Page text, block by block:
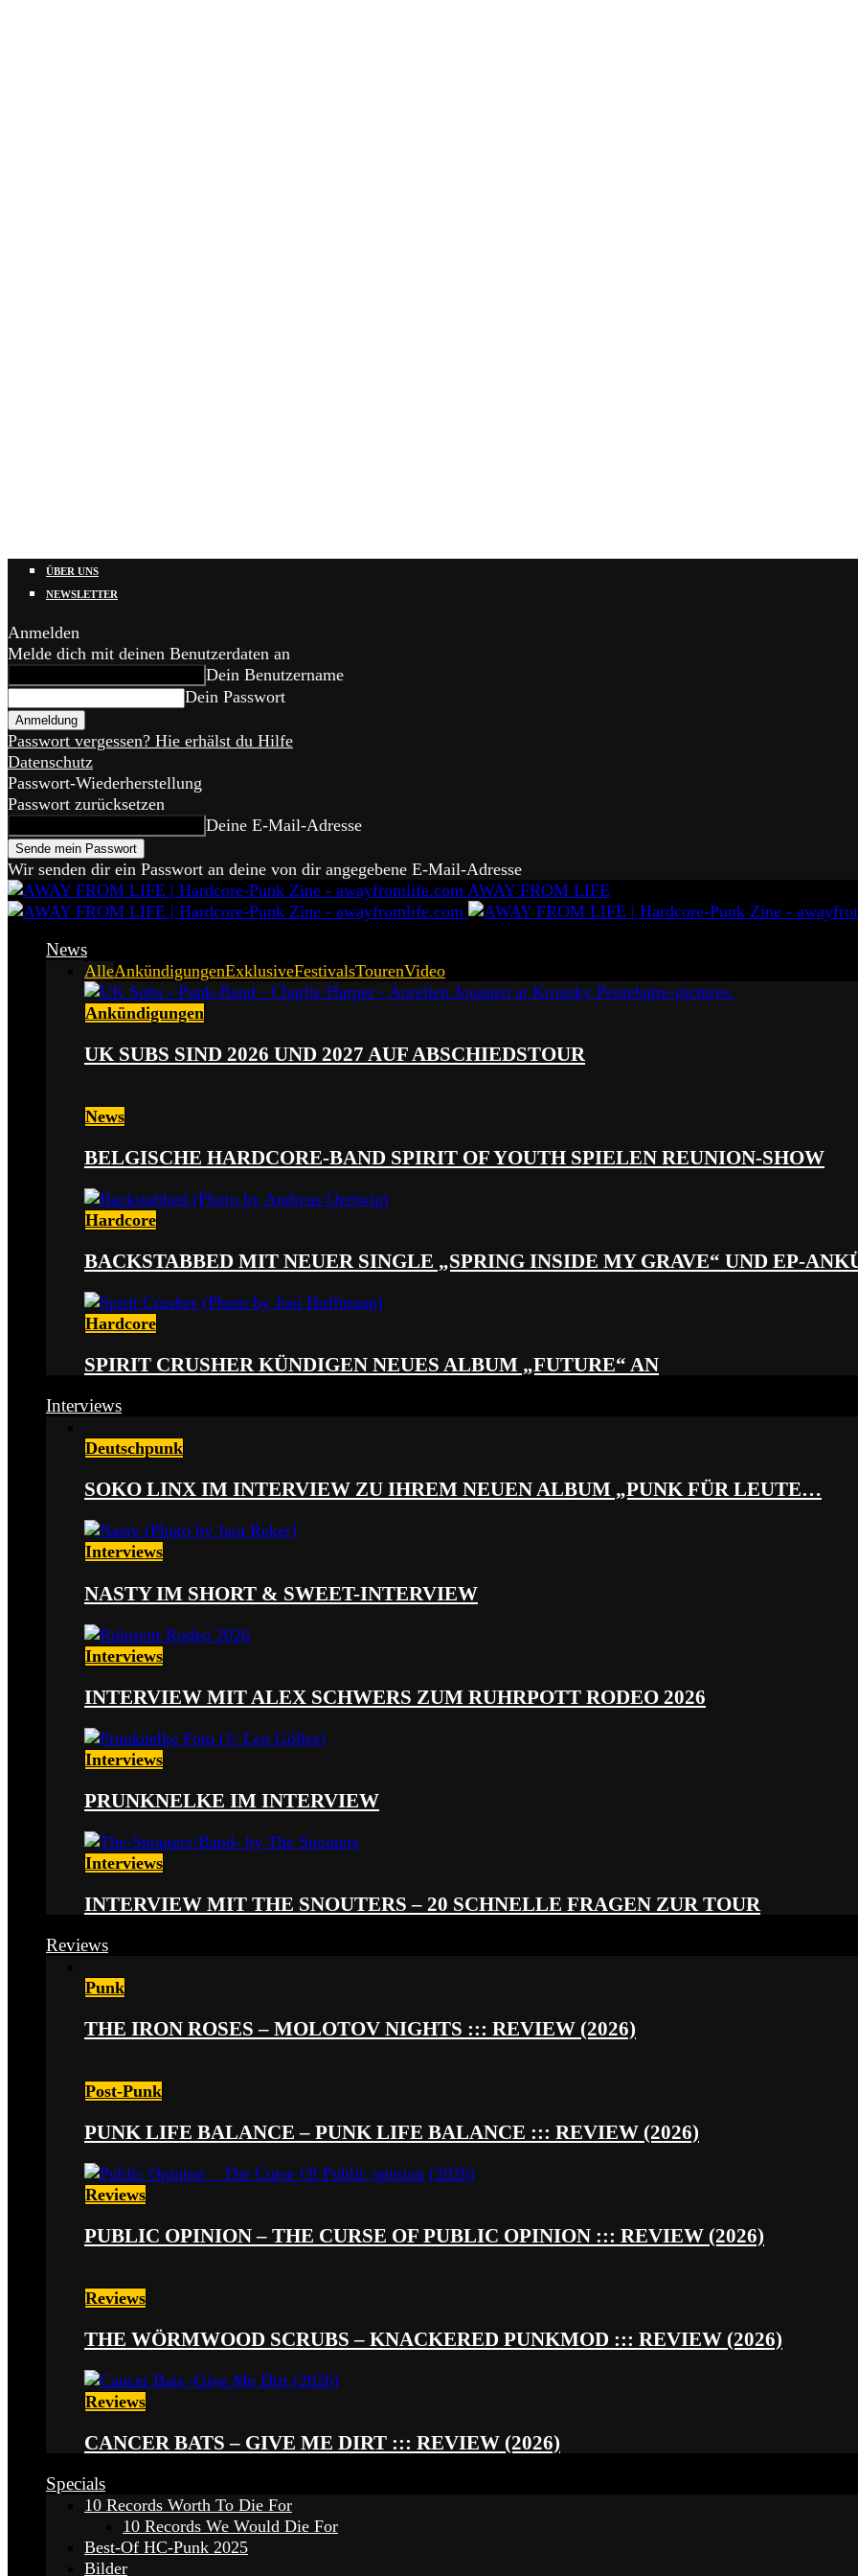
ÜBER UNS
NEWSLETTER
Anmelden
Melde dich mit deinen Benutzerdaten an
Dein Benutzername
Dein Passwort
Passwort vergessen? Hie erhälst du Hilfe
Datenschutz
Passwort-Wiederherstellung
Passwort zurücksetzen
Deine E-Mail-Adresse
Wir senden dir ein Passwort an deine von dir angegebene E-Mail-Adresse
AWAY FROM LIFE
News
AlleAnkündigungenExklusiveFestivalsTourenVideo
Ankündigungen
UK SUBS SIND 2026 UND 2027 AUF ABSCHIEDSTOUR
News
BELGISCHE HARDCORE-BAND SPIRIT OF YOUTH SPIELEN REUNION-SHOW
Hardcore
BACKSTABBED MIT NEUER SINGLE „SPRING INSIDE MY GRAVE“ UND EP-
Hardcore
SPIRIT CRUSHER KÜNDIGEN NEUES ALBUM „FUTURE“ AN
Interviews
Deutschpunk
SOKO LINX IM INTERVIEW ZU IHREM NEUEN ALBUM „PUNK FÜR LEUTE…
Interviews
NASTY IM SHORT & SWEET-INTERVIEW
Interviews
INTERVIEW MIT ALEX SCHWERS ZUM RUHRPOTT RODEO 2026
Interviews
PRUNKNELKE IM INTERVIEW
Interviews
INTERVIEW MIT THE SNOUTERS – 20 SCHNELLE FRAGEN ZUR TOUR
Reviews
Punk
THE IRON ROSES – MOLOTOV NIGHTS ::: REVIEW (2026)
Post-Punk
PUNK LIFE BALANCE – PUNK LIFE BALANCE ::: REVIEW (2026)
Reviews
PUBLIC OPINION – THE CURSE OF PUBLIC OPINION ::: REVIEW (2026)
Reviews
THE WÖRMWOOD SCRUBS – KNACKERED PUNKMOD ::: REVIEW (2026)
Reviews
CANCER BATS – GIVE ME DIRT ::: REVIEW (2026)
Specials
10 Records Worth To Die For
10 Records We Would Die For
Best-Of HC-Punk 2025
Bilder